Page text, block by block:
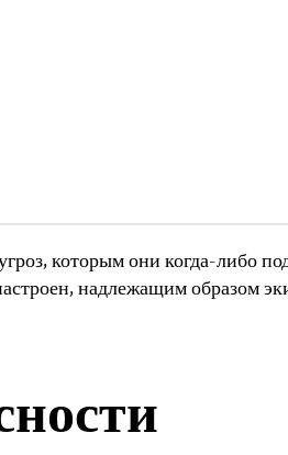
которым они когда-либо
надлежащим образом